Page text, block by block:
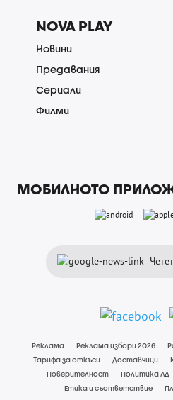
NOVA PLAY
Новини
Предавания
Сериали
Филми
МОБИЛНОТО
Реклама Реклама избори 2026
Тарифа за откъси
Доставчици
Поверителност
Политика ЛД
Етика и съответствие